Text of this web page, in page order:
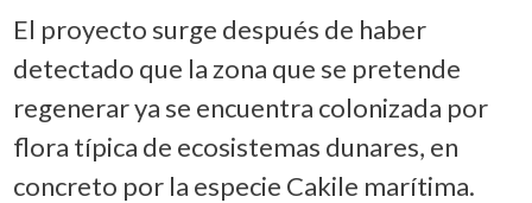
El proyecto surge después de haber
detectado que la zona que se pretende
regenerar ya se encuentra colonizada por
flora típica de ecosistemas dunares, en
concreto por la especie Cakile marítima.